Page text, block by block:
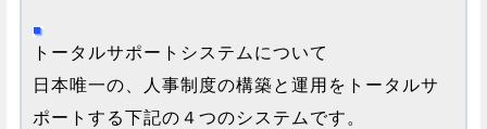
トータルサポートシステムについて
日本唯一の、人事制度の構築と運用をトータルサ
ポートする下記の４つのシステムです。